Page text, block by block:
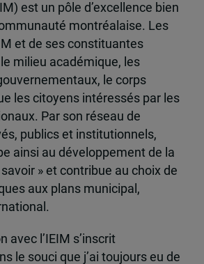
est un pôle d’excellence bien
montréalaise. Les
et de ses constituantes
milieu académique, les
le corps
les citoyens intéressés par les
Par son réseau de
publics et institutionnels,
ainsi au développement de la
» et contribue au choix de
aux plans municipal,
avec l’IEIM s’inscrit
le souci que j’ai toujours eu de